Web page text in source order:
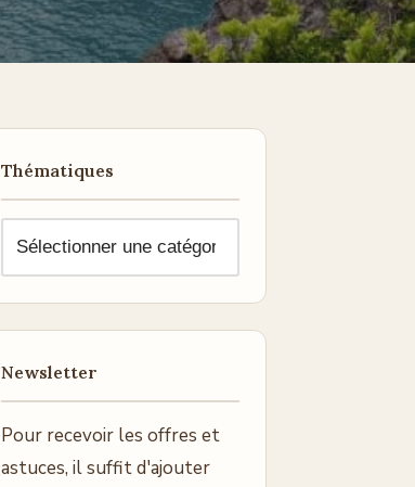
Thématiques
Newsletter
Pour recevoir les offres et
astuces, il suffit d'ajouter